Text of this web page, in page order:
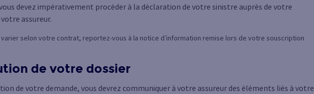
devez impérativement procéder à la déclaration de votre sinistre auprès de votre
assureur.
selon votre contrat, reportez-vous à la notice d’information remise lors de votre souscription
de votre dossier
de votre demande, vous devrez communiquer à votre assureur des éléments liés à votre